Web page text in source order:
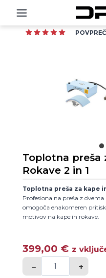
content
Toplotna preša
Rokave 2 in 1
Toplotna preša za kape in
Profesionalna preša z
omogoča enakomeren
motivov na kape in rokave.
399,00 € z
−
Toplotna
+